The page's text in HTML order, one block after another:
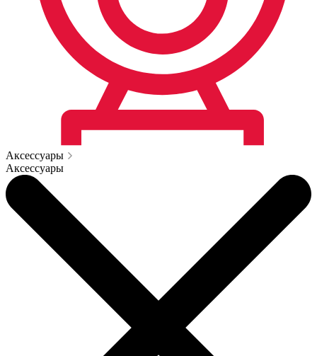
Аксессуары
Аксессуары